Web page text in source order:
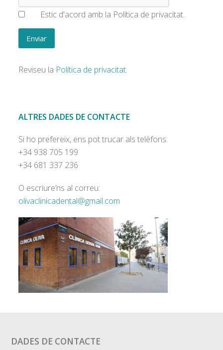
Estic d'acord amb la Política de privacitat.
Reviseu la Política de privacitat.
ALTRES DADES DE CONTACTE
Si ho prefereix, ens pot trucar als telèfons:
+34 938 705 199
+34 681 337 236
O escriure’ns al correu:
olivaclinicadental@gmail.com
DADES DE CONTACTE